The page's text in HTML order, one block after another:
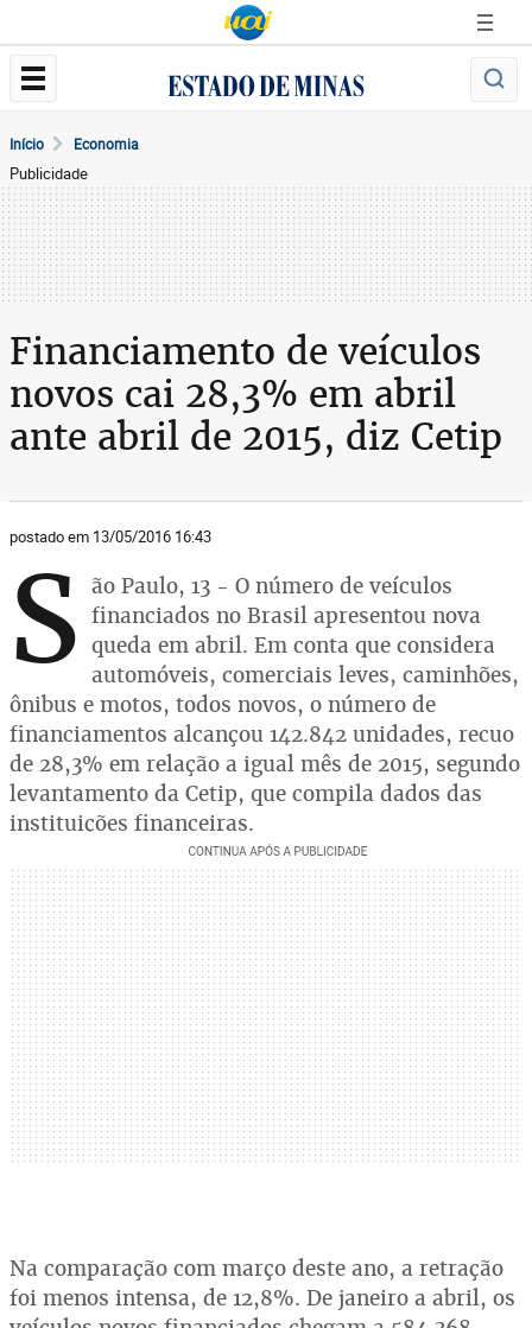
Início Economia
Publicidade
Financiamento de veículos
novos cai 28,3% em abril
ante abril de 2015, diz Cetip
postado em 13/05/2016 16:43
S ão Paulo, 13 - O número de veículos
financiados no Brasil apresentou nova
queda em abril. Em conta que considera
automóveis, comerciais leves, caminhões,
ônibus e motos, todos novos, o número de
financiamentos alcançou 142.842 unidades, recuo
de 28,3% em relação a igual mês de 2015, segundo
levantamento da Cetip, que compila dados das
instituições financeiras.
Na comparação com março deste ano, a retração
foi menos intensa, de 12,8%. De janeiro a abril, os